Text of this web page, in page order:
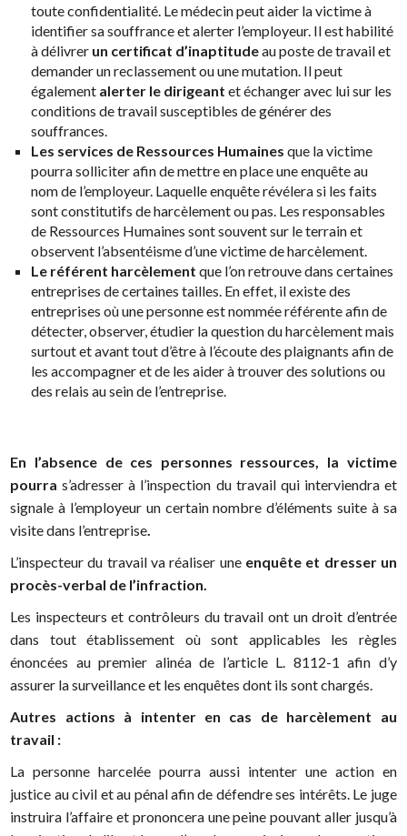
toute confidentialité. Le médecin peut aider la victime à
identifier sa souffrance et alerter l’employeur. Il est habilité
à délivrer un certificat d’inaptitudeau poste de travail et
demander un reclassement ou une mutation. Il peut
également alerter le dirigeant et échanger avec lui sur les
conditions de travail susceptibles de générer des
souffrances.
Les services de Ressources Humaines que la victime
pourra solliciter afin de mettre en place une enquête au
nom de l’employeur. Laquelle enquête révélera si les faits
sont constitutifs de harcèlement ou pas. Les responsables
de Ressources Humaines sont souvent sur le terrain et
observent l’absentéisme d’une victime de harcèlement.
Le référent harcèlement que l’on retrouvedans certaines
entreprises de certaines tailles. En effet, il existe des
entreprises où une personne est nommée référente afin de
détecter, observer, étudier la question du harcèlement mais
surtout et avant tout d’être à l’écoute des plaignants afin de
les accompagner et de les aider à trouver des solutions ou
des relais au sein de l’entreprise.
En l’absence de ces personnes ressources, la victime
pourras’adresser à l’inspection du travail qui interviendra et
signale à l’employeur un certain nombre d’éléments suite à sa
visite dans l’entreprise.
L’inspecteur du travail va réaliser une enquête et dresser un
procès-verbal de l’infraction.
Les inspecteurs et contrôleurs du travail ont un droit d’entrée
dans tout établissement où sont applicables les règles
énoncées au premier alinéa de l’article L. 8112-1 afin d’y
assurer la surveillance et les enquêtes dont ils sont chargés.
Autres actions à intenter en cas de harcèlement au
travail :
La personne harcelée pourra aussi intenter une action en
justice au civil et au pénal afin de défendre ses intérêts. Le juge
instruira l’affaire et prononcera une peine pouvant aller jusqu’à